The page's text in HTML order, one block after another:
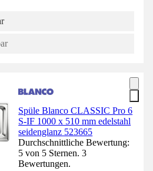
Spüle Blanco CLASSIC Pro 6
S-IF 1000 x 510 mm edelstahl
seidenglanz 523665
Durchschnittliche Bewertung:
5 von 5 Sternen. 3
Bewertungen.